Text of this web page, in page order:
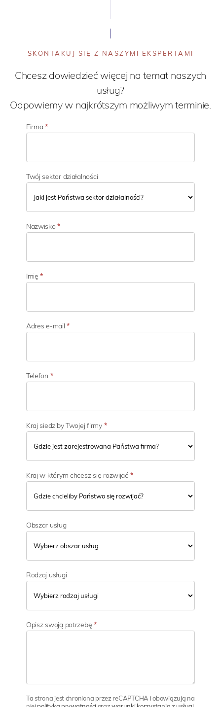
SKONTAKUJ SIĘ Z NASZYMI EKSPERTAMI
Chcesz dowiedzieć więcej na temat naszych
usług?
Odpowiemy w najkrótszym możliwym terminie.
Firma*
Twój sektor działalności
w
ó
k
t
d
z
i
a
l
n
c
i
Nazwisko*
Imię*
Adres e-mail*
Telefon *
Kraj siedziby Twojej firmy *
Kraj w którym chcesz się rozwijać *
Obszar usług
Rodzaj usługi
Opisz swoją potrzebę*
Ta strona jest chroniona przez reCAPTCHA i obowiązują na